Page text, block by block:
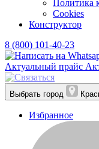
Политика
Cookies
Конструктор
8 (800) 101-40-23
Актуальный прайс
Выбрать город
Избранное